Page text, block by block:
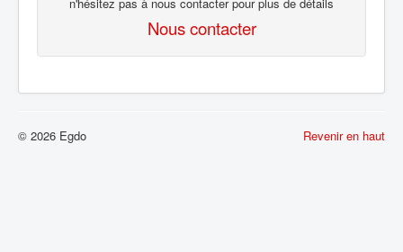
Nous contacter
Revenir en haut
© 2026 Egdo